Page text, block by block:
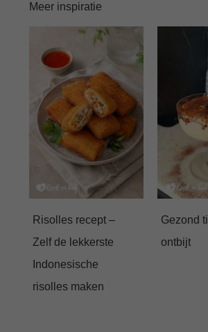
Meer inspiratie
Risolles recept –
Zelf de lekkerste
Indonesische
risolles maken
Gezond
ontbijt